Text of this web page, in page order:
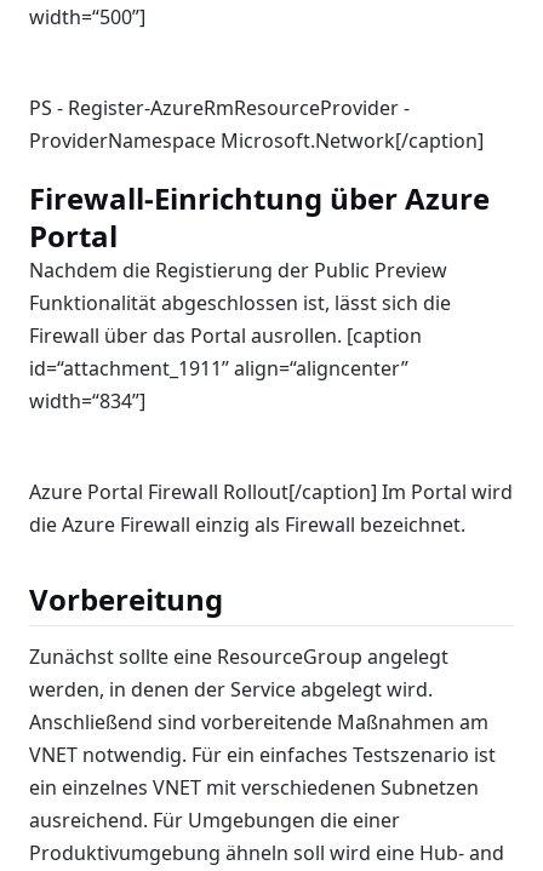
width=“500”]
PS - Register-AzureRmResourceProvider -
ProviderNamespace Microsoft.Network[/caption]
Firewall-Einrichtung über Azure
Portal
Nachdem die Registierung der Public Preview
Funktionalität abgeschlossen ist, lässt sich die
Firewall über das Portal ausrollen. [caption
id=“attachment_1911” align=“aligncenter”
width=“834”]
Azure Portal Firewall Rollout[/caption] Im Portal wird
die Azure Firewall einzig als Firewall bezeichnet.
Vorbereitung
Zunächst sollte eine ResourceGroup angelegt
werden, in denen der Service abgelegt wird.
Anschließend sind vorbereitende Maßnahmen am
VNET notwendig. Für ein einfaches Testszenario ist
ein einzelnes VNET mit verschiedenen Subnetzen
ausreichend. Für Umgebungen die einer
Produktivumgebung ähneln soll wird eine Hub- and